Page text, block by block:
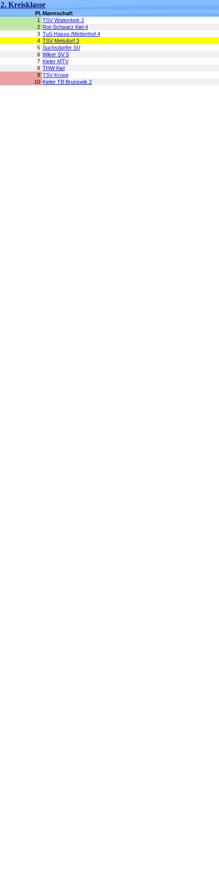
2. Kreisklasse
Pl.Mannschaft
1 TSV Wattenbek 2
2 Rot-Schwarz Kiel 4
3 TuS Hasse./Mettenhof 4
4 TSV Melsdorf 3
5 Suchsdorfer SV
6 Wiker SV 5
7 Kieler MTV
8 THW Kiel
9 TSV Kroog
10 Kieler TB Brunswik 2